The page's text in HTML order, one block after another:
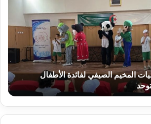
المخيم الصيفي لفائدة الأطفال